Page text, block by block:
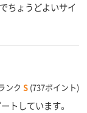
ちょうどよいサイ
ンク S (737ポイント)
トしています。